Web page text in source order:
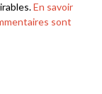
En savoir
sont